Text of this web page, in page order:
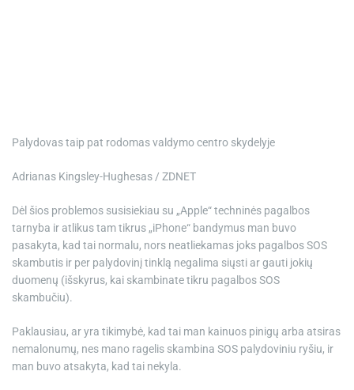
Palydovas taip pat rodomas valdymo centro skydelyje
Adrianas Kingsley-Hughesas / ZDNET
Dėl šios problemos susisiekiau su „Apple“ techninės pagalbos
tarnyba ir atlikus tam tikrus „iPhone“ bandymus man buvo
pasakyta, kad tai normalu, nors neatliekamas joks pagalbos SOS
skambutis ir per palydovinį tinklą negalima siųsti ar gauti jokių
duomenų (išskyrus, kai skambinate tikru pagalbos SOS
skambučiu).
Paklausiau, ar yra tikimybė, kad tai man kainuos pinigų arba atsiras
nemalonumų, nes mano ragelis skambina SOS palydoviniu ryšiu, ir
man buvo atsakyta, kad tai nekyla.